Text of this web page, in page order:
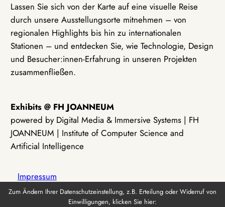
Lassen Sie sich von der Karte auf eine visuelle Reise
durch unsere Ausstellungsorte mitnehmen – von
regionalen Highlights bis hin zu internationalen
Stationen – und entdecken Sie, wie Technologie, Design
und Besucher:innen-Erfahrung in unseren Projekten
zusammenfließen.
Exhibits @ FH JOANNEUM
powered by Digital Media & Immersive Systems | FH
JOANNEUM | Institute of Computer Science and
Artificial Intelligence
Impressum
Zum Ändern Ihrer Datenschutzeinstellung, z.B. Erteilung oder Widerruf von
Einwilligungen, klicken Sie hier: